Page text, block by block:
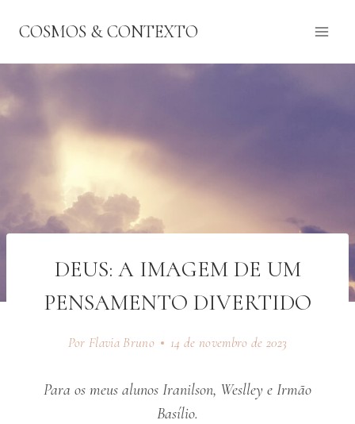
paraCOSMOS & CONTEXTO
DEUS: A IMAGEM DE UM
PENSAMENTO DIVERTIDO
Por Flavia Bruno 14 de novembro de 2023
Para os meus alunos Iranilson, Weslley e Irmão
Basílio.